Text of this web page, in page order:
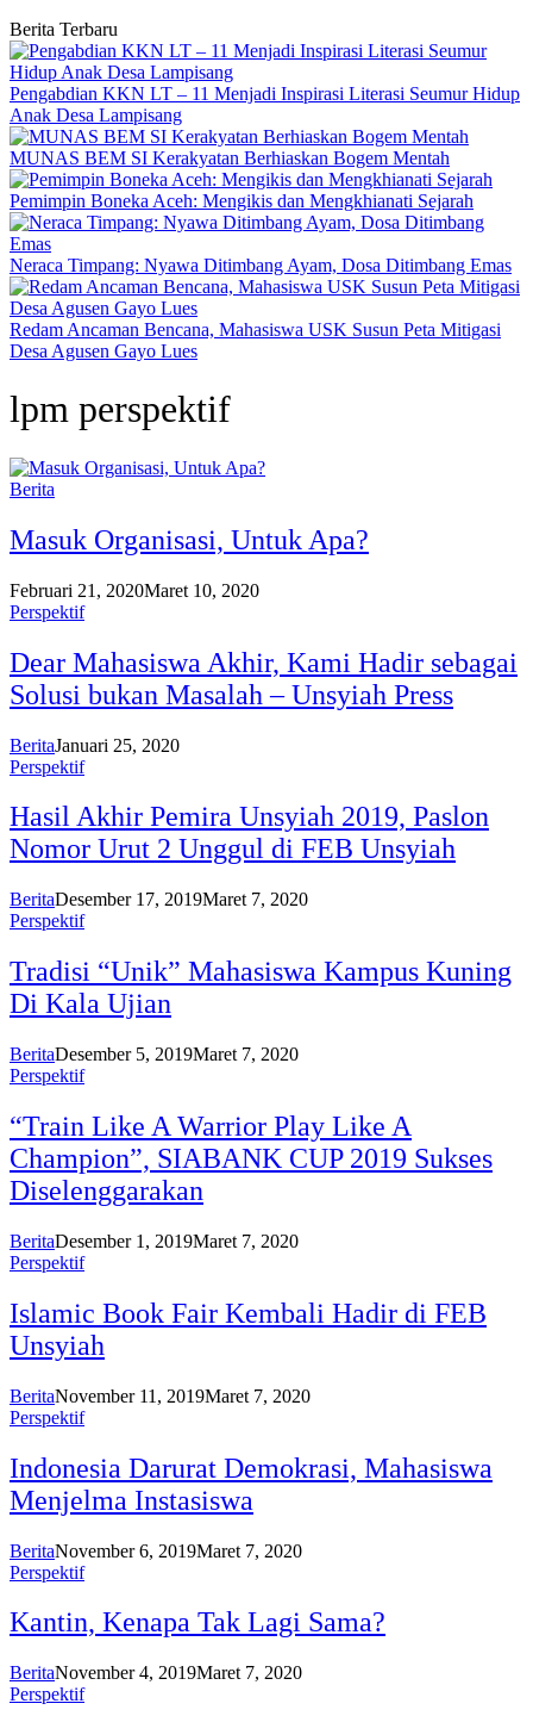
Berita Terbaru
Pengabdian KKN LT – 11 Menjadi Inspirasi Literasi Seumur Hidup
Anak Desa Lampisang
MUNAS BEM SI Kerakyatan Berhiaskan Bogem Mentah
Pemimpin Boneka Aceh: Mengikis dan Mengkhianati Sejarah
Neraca Timpang: Nyawa Ditimbang Ayam, Dosa Ditimbang Emas
Redam Ancaman Bencana, Mahasiswa USK Susun Peta Mitigasi
Desa Agusen Gayo Lues
lpm perspektif
Berita
Masuk Organisasi, Untuk Apa?
Februari 21, 2020Maret 10, 2020
Perspektif
Dear Mahasiswa Akhir, Kami Hadir sebagai
Solusi bukan Masalah – Unsyiah Press
BeritaJanuari 25, 2020
Perspektif
Hasil Akhir Pemira Unsyiah 2019, Paslon
Nomor Urut 2 Unggul di FEB Unsyiah
BeritaDesember 17, 2019Maret 7, 2020
Perspektif
Tradisi “Unik” Mahasiswa Kampus Kuning
Di Kala Ujian
BeritaDesember 5, 2019Maret 7, 2020
Perspektif
“Train Like A Warrior Play Like A
Champion”, SIABANK CUP 2019 Sukses
Diselenggarakan
BeritaDesember 1, 2019Maret 7, 2020
Perspektif
Islamic Book Fair Kembali Hadir di FEB
Unsyiah
BeritaNovember 11, 2019Maret 7, 2020
Perspektif
Indonesia Darurat Demokrasi, Mahasiswa
Menjelma Instasiswa
BeritaNovember 6, 2019Maret 7, 2020
Perspektif
Kantin, Kenapa Tak Lagi Sama?
BeritaNovember 4, 2019Maret 7, 2020
Perspektif